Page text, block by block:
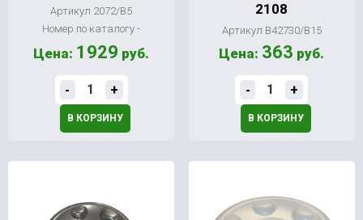
Артикул 2072/В5
Номер по каталогу -
Цена: 1929 руб.
- +
В КОРЗИНУ
2108
Артикул В42730/В15
Цена: 363 руб.
- +
В КОРЗИНУ